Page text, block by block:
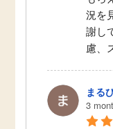
況を
謝し
慮、
まる
3